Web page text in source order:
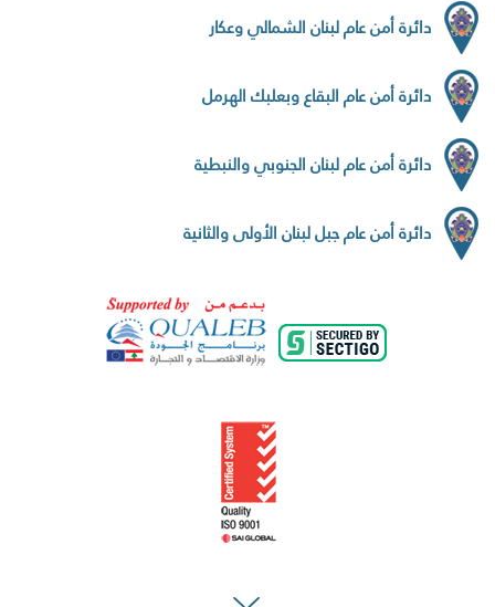
دائرة أمن عام لبنان الشمالي وعكار
دائرة أمن عام البقاع وبعلبك الهرمل
دائرة أمن عام لبنان الجنوبي والنبطية
دائرة أمن عام جبل لبنان الأولى والثانية